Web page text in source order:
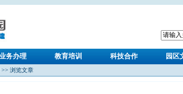
务办理 教育培训 科技合作 园区
>> 浏览文章